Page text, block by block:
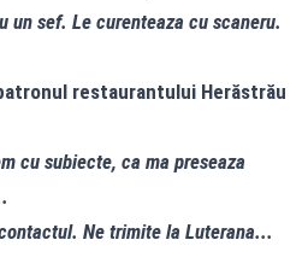
un sef. Le curenteaza cu scaneru.
restaurantului Herăstrău
cu subiecte, ca ma preseaza
Ne trimite la Luterana...